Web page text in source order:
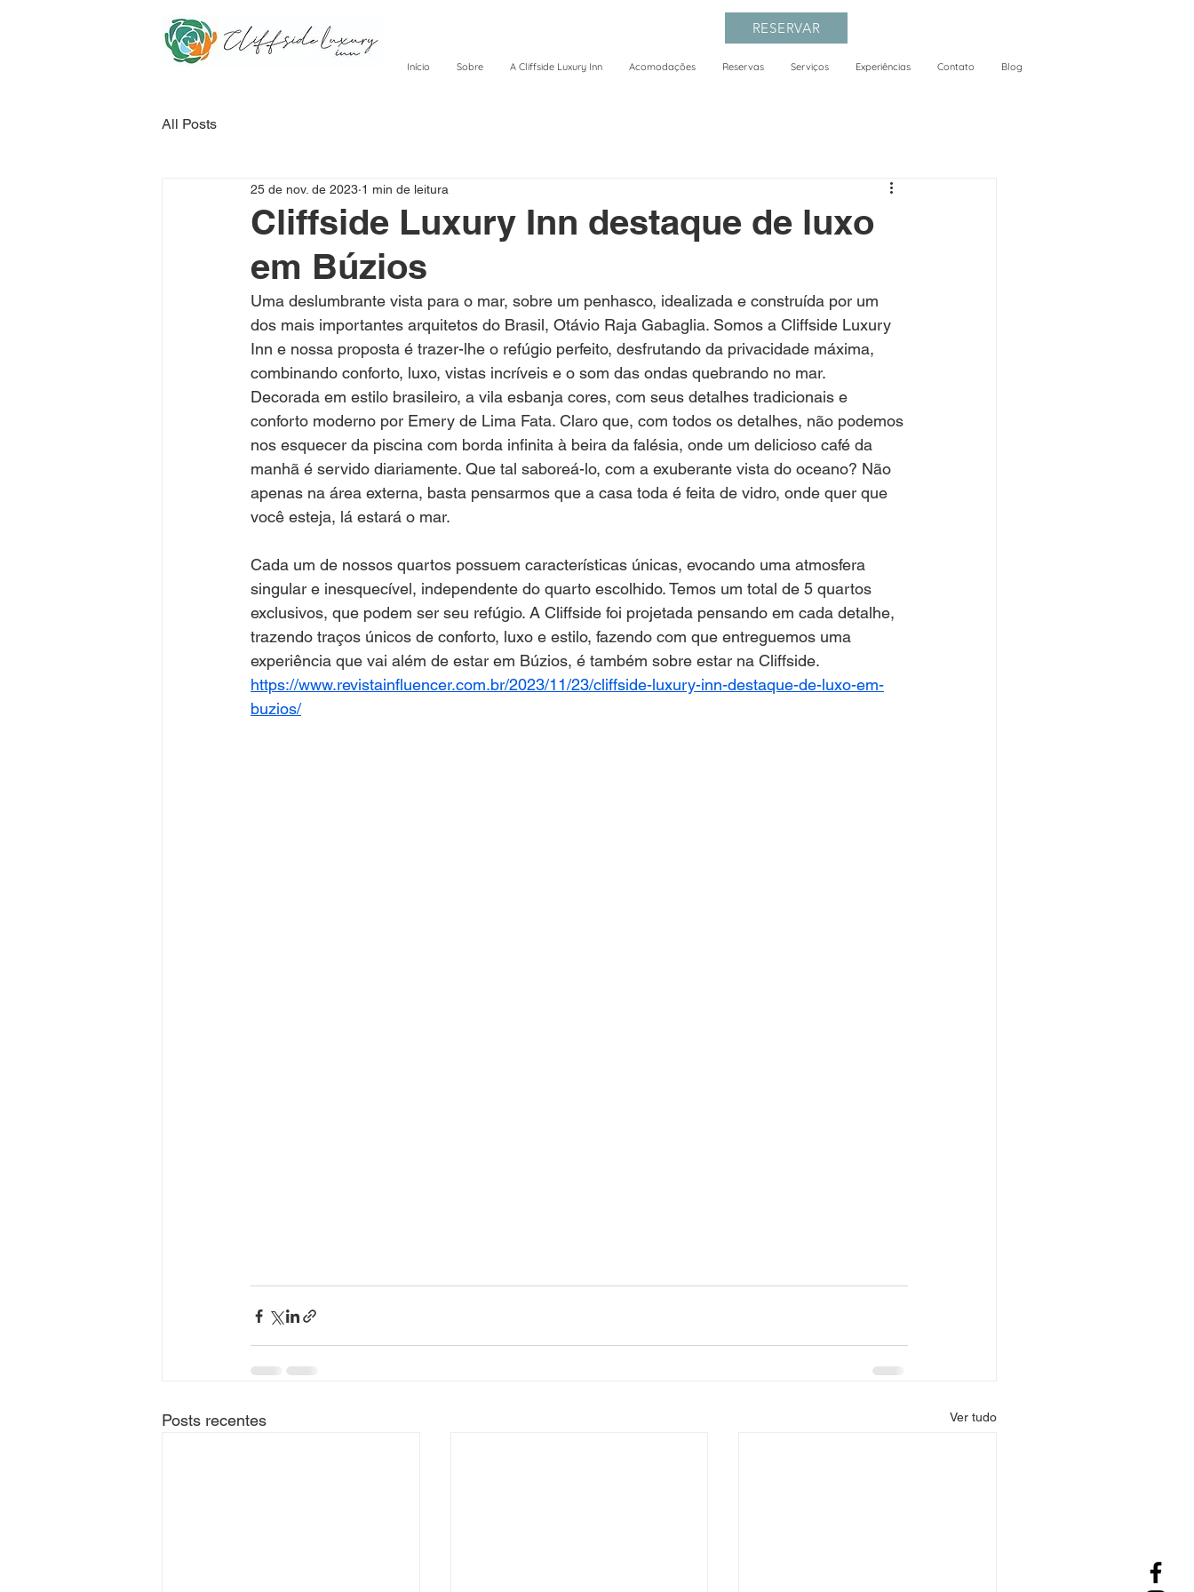
Início Sobre A Cliffside Luxury Inn Acomodações Reservas Serviços Experiências Contato Blog
RESERVAR
All Posts
Cliffside Luxury Inn destaque de luxo
em Búzios
25 de nov. de 2023 1 min de leitura
Uma deslumbrante vista para o mar, sobre um penhasco, idealizada e construída por um
dos mais importantes arquitetos do Brasil, Otávio Raja Gabaglia. Somos a Cliffside Luxury
Inn e nossa proposta é trazer-lhe o refúgio perfeito, desfrutando da privacidade máxima,
combinando conforto, luxo, vistas incríveis e o som das ondas quebrando no mar.
Decorada em estilo brasileiro, a vila esbanja cores, com seus detalhes tradicionais e
conforto moderno por Emery de Lima Fata. Claro que, com todos os detalhes, não podemos
nos esquecer da piscina com borda infinita à beira da falésia, onde um delicioso café da
manhã é servido diariamente. Que tal saboreá-lo, com a exuberante vista do oceano? Não
apenas na área externa, basta pensarmos que a casa toda é feita de vidro, onde quer que
você esteja, lá estará o mar.
Cada um de nossos quartos possuem características únicas, evocando uma atmosfera
singular e inesquecível, independente do quarto escolhido. Temos um total de 5 quartos
exclusivos, que podem ser seu refúgio. A Cliffside foi projetada pensando em cada detalhe,
trazendo traços únicos de conforto, luxo e estilo, fazendo com que entreguemos uma
experiência que vai além de estar em Búzios, é também sobre estar na Cliffside.
https://www.revistainfluencer.com.br/2023/11/23/cliffside-luxury-inn-destaque-de-luxo-em-
buzios/
Posts recentes Ver tudo